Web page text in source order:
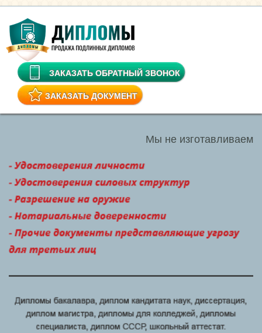
ЗАКАЗАТЬ ОБРАТНЫЙ ЗВОНОК
ЗАКАЗАТЬ ДОКУМЕНТ
Мы не изготавливаем